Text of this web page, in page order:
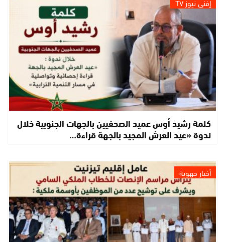
كلمة رشيد أوس عميد الصحفيين بالجهات الجنوبية خلال
ندوة «عيد العرش المجيد بالجهة قراءة…
أخبار جهوية